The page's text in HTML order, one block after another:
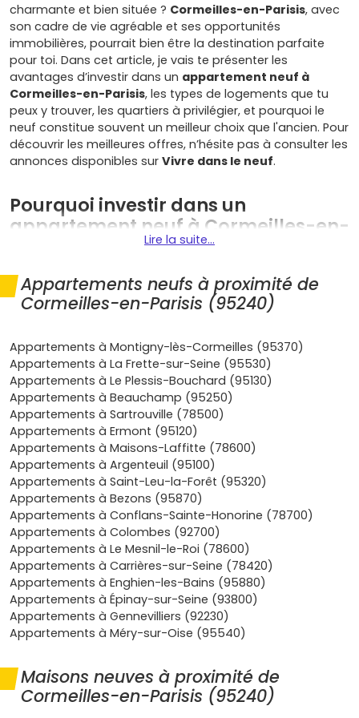
charmante et bien située ? Cormeilles-en-Parisis, avec
son cadre de vie agréable et ses opportunités
immobilières, pourrait bien être la destination parfaite
pour toi. Dans cet article, je vais te présenter les
avantages d’investir dans un appartement neuf à
Cormeilles-en-Parisis, les types de logements que tu
peux y trouver, les quartiers à privilégier, et pourquoi le
neuf constitue souvent un meilleur choix que l'ancien. Pour
découvrir les meilleures offres, n’hésite pas à consulter les
annonces disponibles sur Vivre dans le neuf.
Pourquoi investir dans un
appartement neuf à Cormeilles-en-
Cormeilles-en-Parisis, c’est l’équilibre parfait entre la
tranquillité d’une petite ville et la proximité de Paris. Voici
Parisispeut être un excellent investissement :
Emplacements stratégiques :les nouveaux
programmes sont souvent situés près des
commodités essentielles comme les transports en
commun, les écoles et les commerces, ce qui assure
une vie quotidienne fluide.
Demande locative stable :grâce à sa proximité
avec Paris, cette ville attire de nombreux locataires
potentiels, garantissant une demande constante
pour les biens immobiliers neufs.
Qualité de vie exceptionnelle :avec ses espaces
verts, ses infrastructures sportives et ses activités
culturelles, Cormeilles-en-Parisis offre un cadre de vie
agréable pour les familles et les jeunes actifs.
Les types d’appartements neufs à
Cormeilles-en-Parisis
À Cormeilles-en-Parisis, tu trouveras une grande variété
appartements neufs, adaptés à tous les besoins. Voici
Lire la suite...
Appartements neufs à proximité de
Cormeilles-en-Parisis (95240)
Appartements à Montigny-lès-Cormeilles (95370)
Appartements à La Frette-sur-Seine (95530)
Appartements à Le Plessis-Bouchard (95130)
Appartements à Beauchamp (95250)
Appartements à Sartrouville (78500)
Appartements à Ermont (95120)
Appartements à Maisons-Laffitte (78600)
Appartements à Argenteuil (95100)
Appartements à Saint-Leu-la-Forêt (95320)
Appartements à Bezons (95870)
Appartements à Conflans-Sainte-Honorine (78700)
Appartements à Colombes (92700)
Appartements à Le Mesnil-le-Roi (78600)
Appartements à Carrières-sur-Seine (78420)
Appartements à Enghien-les-Bains (95880)
Appartements à Épinay-sur-Seine (93800)
Appartements à Gennevilliers (92230)
Appartements à Méry-sur-Oise (95540)
Maisons neuves à proximité de
Cormeilles-en-Parisis (95240)